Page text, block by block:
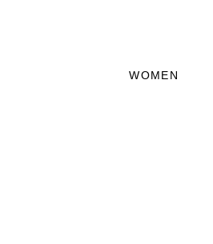
WOMEN